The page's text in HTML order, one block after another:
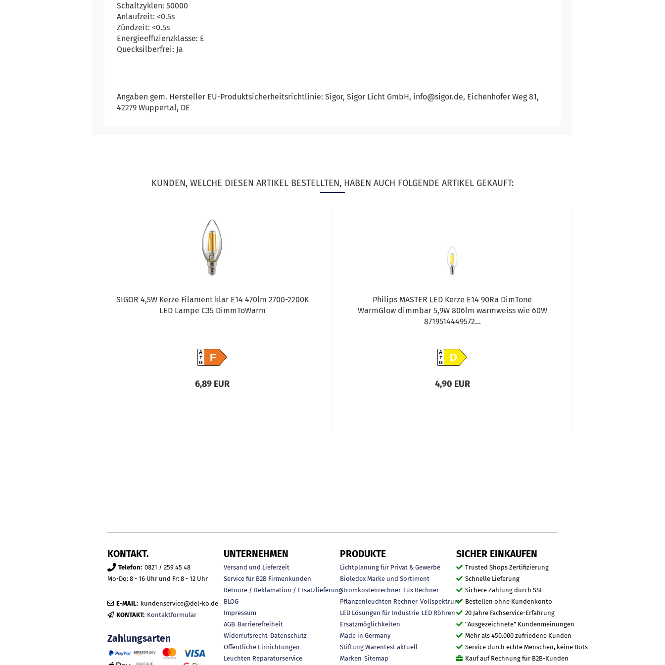
Schaltzyklen: 50000
Anlaufzeit: <0.5s
Zündzeit: <0.5s
Energieeffizienzklasse: E
Quecksilberfrei: Ja
Angaben gem. Hersteller EU-Produktsicherheitsrichtlinie: Sigor, Sigor Licht GmbH, info@sigor.de, Eichenhofer Weg 81,
42279 Wuppertal, DE
KUNDEN, WELCHE DIESEN ARTIKEL BESTELLTEN, HABEN AUCH FOLGENDE ARTIKEL GEKAUFT:
SIGOR 4,5W Kerze Filament klar E14 470lm 2700-2200K
LED Lampe C35 DimmToWarm
A
GF
6,89 EUR
Philips MASTER LED Kerze E14 90Ra DimTone
WarmGlow dimmbar 5,9W 806lm warmweiss wie 60W
8719514449572...
A
GD
4,90 EUR
KONTAKT.
Telefon: 0821 / 259 45 48
Mo-Do: 8 - 16 Uhr und Fr: 8 - 12 Uhr
E-MAIL: kundenservice@del-ko.de
KONTAKT: Kontaktformular
Zahlungsarten
UNTERNEHMEN
Versand und Lieferzeit
Service für B2B Firmenkunden
Retoure / Reklamation / Ersatzlieferung
BLOG
Impressum
AGB Barrierefreiheit
Widerrufsrecht Datenschutz
Öffentliche Einrichtungen
Leuchten Reparaturservice
PRODUKTE
Lichtplanung für Privat & Gewerbe
Bioledex Marke und Sortiment
Stromkostenrechner Lux Rechner
Pflanzenleuchten Rechner Vollspektrum
LED Lösungen für Industrie LED Röhren
Ersatzmöglichkeiten
Made in Germany
Stiftung Warentest aktuell
Marken Sitemap
SICHER EINKAUFEN
Trusted Shops Zertifizierung
Schnelle Lieferung
Sichere Zahlung durch SSL
Bestellen ohne Kundenkonto
20 Jahre Fachservice-Erfahrung
"Ausgezeichnete" Kundenmeinungen
Mehr als 450.000 zufriedene Kunden
Service durch echte Menschen, keine Bots
Kauf auf Rechnung für B2B-Kunden